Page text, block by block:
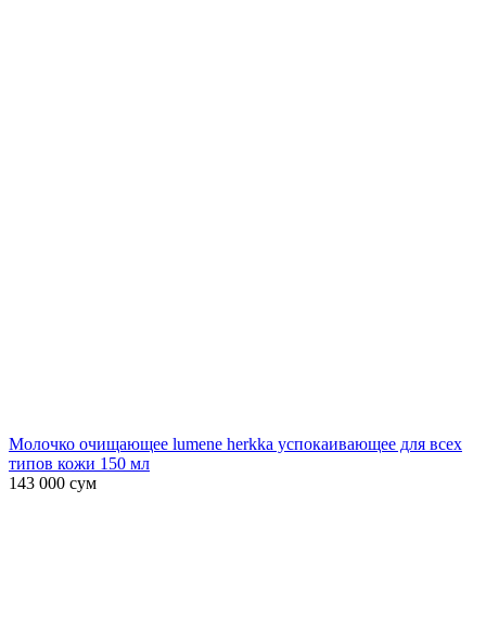
Молочко очищающее lumene herkka успокаивающее для всех
типов кожи 150 мл
143 000 сум